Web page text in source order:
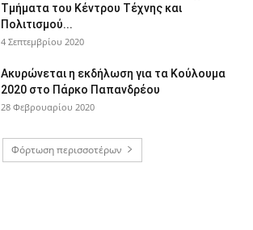
Τμήματα του Κέντρου Τέχνης και
Πολιτισμού...
4 Σεπτεμβρίου 2020
Ακυρώνεται η εκδήλωση για τα Κούλουμα
2020 στο Πάρκο Παπανδρέου
28 Φεβρουαρίου 2020
Φόρτωση περισσοτέρων